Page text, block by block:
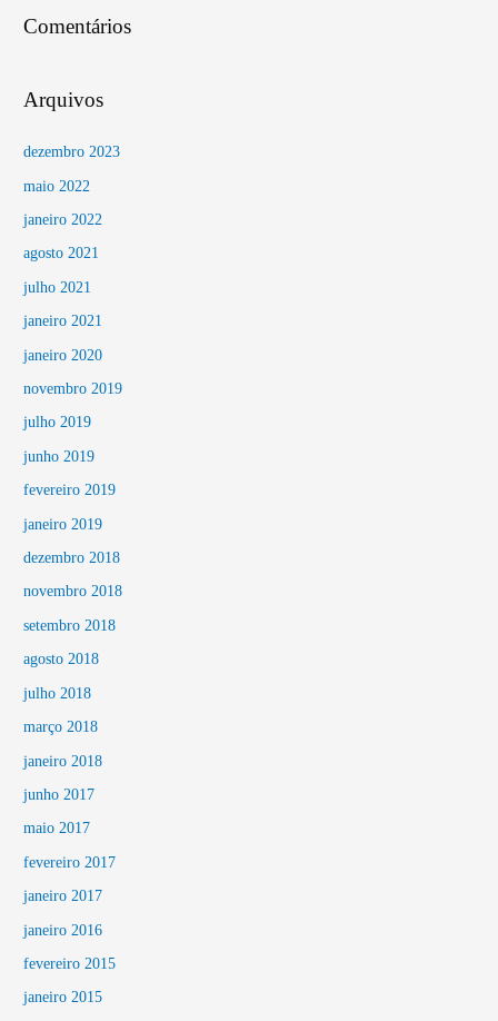
Comentários
Arquivos
dezembro 2023
maio 2022
janeiro 2022
agosto 2021
julho 2021
janeiro 2021
janeiro 2020
novembro 2019
julho 2019
junho 2019
fevereiro 2019
janeiro 2019
dezembro 2018
novembro 2018
setembro 2018
agosto 2018
julho 2018
março 2018
janeiro 2018
junho 2017
maio 2017
fevereiro 2017
janeiro 2017
janeiro 2016
fevereiro 2015
janeiro 2015